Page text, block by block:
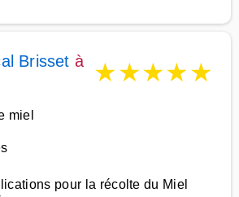
Brisset à
★★★★★
miel
pour la récolte du Miel